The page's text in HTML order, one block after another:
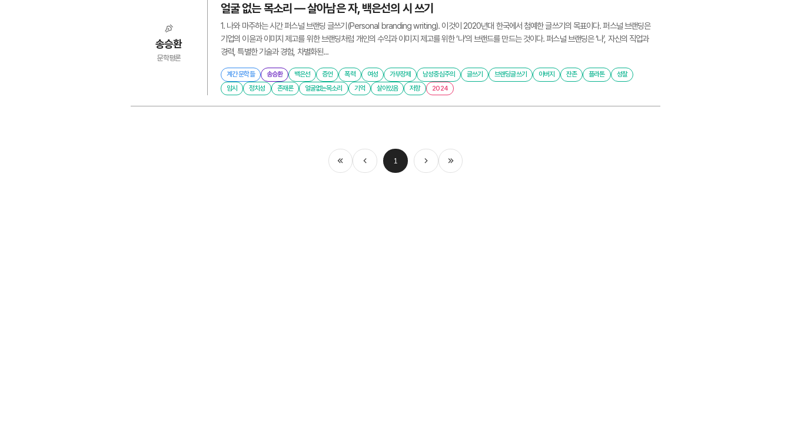
송승환
문학평론
얼굴 없는 목소리 ― 살아남은 자, 백은선의 시 쓰기
1. 나와 마주하는 시간 퍼스널 브랜딩 글쓰기(Personal branding writing). 이것이 2020년대 한국에서 첨예한 글쓰기의 목표이다. 퍼스널 브랜딩은
기업의 이윤과 이미지 제고를 위한 브랜딩처럼 개인의 수익과 이미지 제고를 위한 ‘나’의 브랜드를 만드는 것이다. 퍼스널 브랜딩은 ‘나’, 자신의 직업과
경력, 특별한 기술과 경험, 차별화된...
계간 문학들 송승환 백은선 증언 폭력 여성 가부장제 남성중심주의 글쓰기 브랜딩글쓰기 아버지 잔존 플라톤
성찰
암시
정치성 존재론 얼굴없는목소리 기억 살아있음 저항 2024
처음 이전 1 다음 마지막